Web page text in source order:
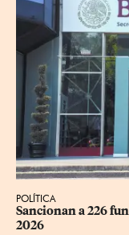
POLÍTICA
Sancionan a 226
2026